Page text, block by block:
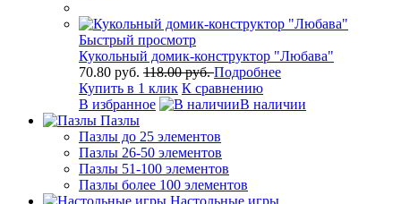
Быстрый просмотр
Кукольный домик-конструктор "Любава"
70.80 руб. 118.00 руб.Подробнее
Купить в 1 клик К сравнению
В избранное
В наличии
Пазлы
Пазлы до 25 элементов
Пазлы 26-50 элементов
Пазлы 51-100 элементов
Пазлы более 100 элементов
Настольные игры